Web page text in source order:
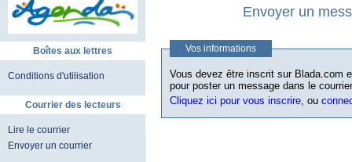
Boîtes aux lettres
Conditions d'utilisation
Courrier des lecteurs
Lire le courrier
Envoyer un courrier
Envoyer un
Vos informations
Vous devez être inscrit sur Blada.com
pour poster un message dans le
Cliquez ici pour vous inscrire, ou